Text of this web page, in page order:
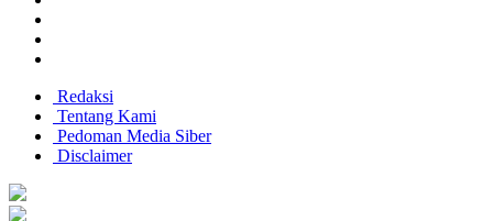
Redaksi
Tentang Kami
Pedoman Media Siber
Disclaimer